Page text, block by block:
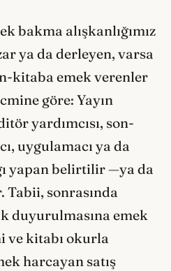
bakma alışkanlığımız
ya da derleyen, varsa
kitaba emek verenler
göre: Yayın
yardımcısı, son-
uygulamacı ya da
yapan belirtilir —ya da
sonrasında
duyurulmasına emek
ve kitabı okurla
harcayan satış